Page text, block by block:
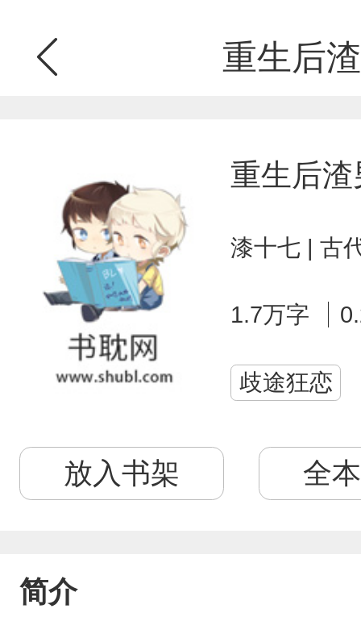
重生后
重生后
漆十七 | 古
1.7万字
歧途狂恋
放入书架 全
简介